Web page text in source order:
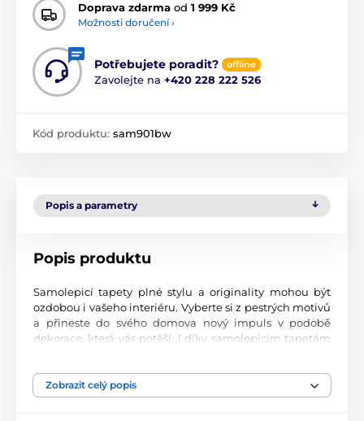
Doprava zdarma od 1 999 Kč
Možnosti doručení ›
Potřebujete poradit? offline
Zavolejte na +420 228 222 526
Kód produktu: sam901bw
Popis a parametry
Popis produktu
Samolepicí tapety plné stylu a originality mohou být
ozdobou i vašeho interiéru. Vyberte si z pestrých motivů
a přineste do svého domova nový impuls v podobě
dekorace, která vás potěší. I díky samolepicím tapetám
Perfektní tiskové zpracování
Zobrazit celý popis